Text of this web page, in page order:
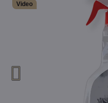
Video